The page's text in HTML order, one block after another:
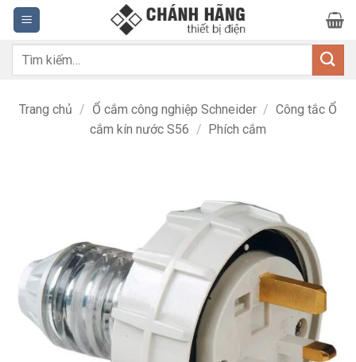
Bỏ
qua
nội
dung
Tìm
Trang chủ / Ổ cắm công nghiệp Schneider / Công tắc Ổ
cắm kín nước S56 / Phích cắm